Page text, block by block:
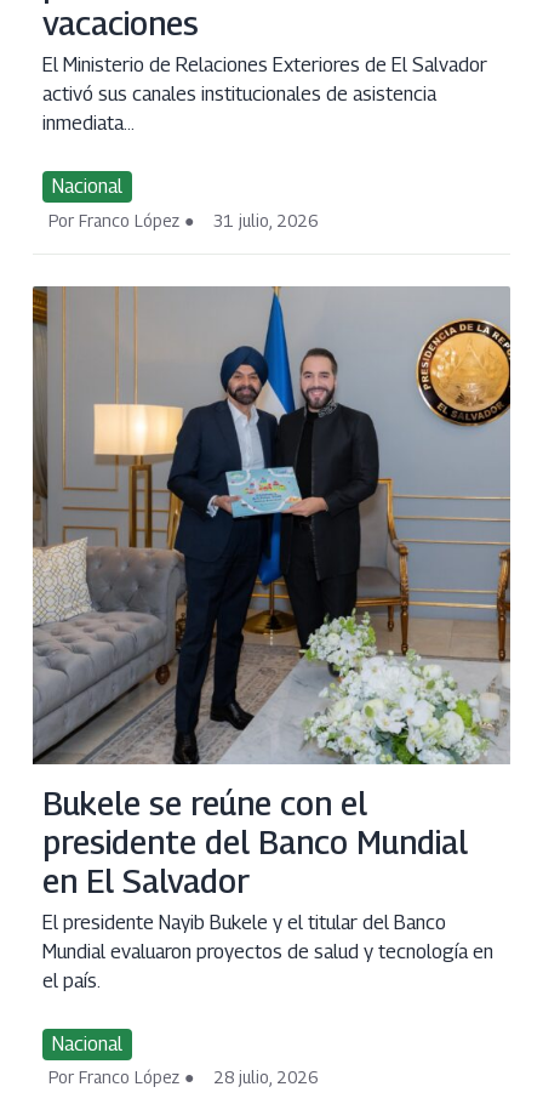
vacaciones
El Ministerio de Relaciones Exteriores de El Salvador
activó sus canales institucionales de asistencia
inmediata...
Nacional
Por Franco López 31 julio, 2026
Bukele se reúne con el
presidente del Banco Mundial
en El Salvador
El presidente Nayib Bukele y el titular del Banco
Mundial evaluaron proyectos de salud y tecnología en
el país.
Nacional
Por Franco López 28 julio, 2026